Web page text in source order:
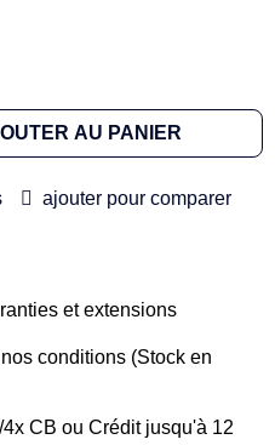
AU PANIER
ajouter pour comparer
et extensions
conditions (Stock en
CB ou Crédit jusqu'à 12